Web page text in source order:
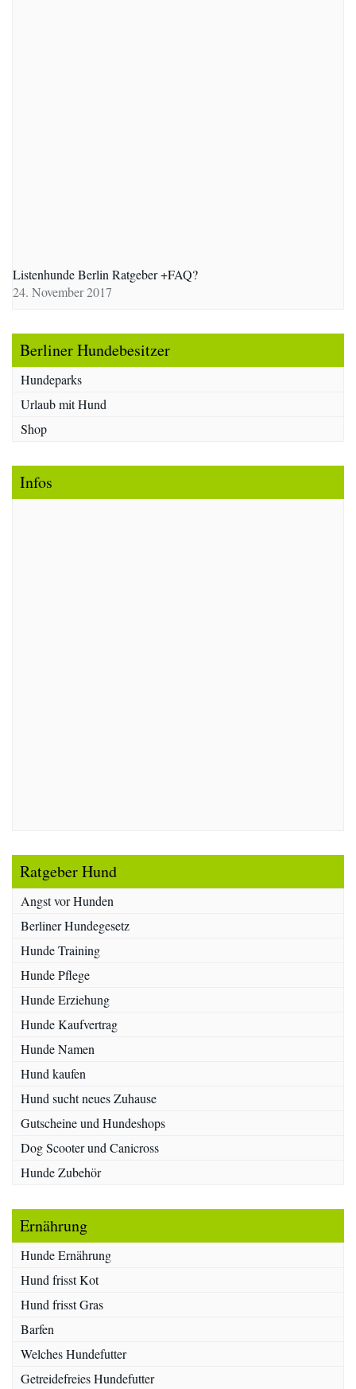
Listenhunde Berlin Ratgeber +FAQ?
24. November 2017
Berliner Hundebesitzer
Hundeparks
Urlaub mit Hund
Shop
Infos
Ratgeber Hund
Angst vor Hunden
Berliner Hundegesetz
Hunde Training
Hunde Pflege
Hunde Erziehung
Hunde Kaufvertrag
Hunde Namen
Hund kaufen
Hund sucht neues Zuhause
Gutscheine und Hundeshops
Dog Scooter und Canicross
Hunde Zubehör
Ernährung
Hunde Ernährung
Hund frisst Kot
Hund frisst Gras
Barfen
Welches Hundefutter
Getreidefreies Hundefutter